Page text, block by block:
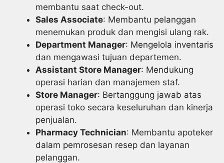
membantu saat check-out.
Sales Associate: Membantu pelanggan
menemukan produk dan mengisi ulang rak.
Department Manager: Mengelola inventaris
dan mengawasi tujuan departemen.
Assistant Store Manager: Mendukung
operasi harian dan manajemen staf.
Store Manager: Bertanggung jawab atas
operasi toko secara keseluruhan dan kinerja
penjualan.
Pharmacy Technician: Membantu apoteker
dalam pemrosesan resep dan layanan
pelanggan.